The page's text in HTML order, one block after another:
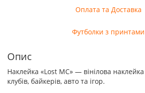
Оплата та Доставка
Футболки з принтами
Опис
Наклейка «Lost MC» — вінілова
клубів, байкерів, авто та ігор.